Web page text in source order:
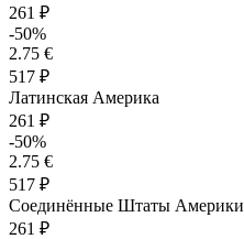
261 ₽
-50%
2.75 €
517 ₽
Латинская Америка
261 ₽
-50%
2.75 €
517 ₽
Соединённые Штаты Америки
261 ₽